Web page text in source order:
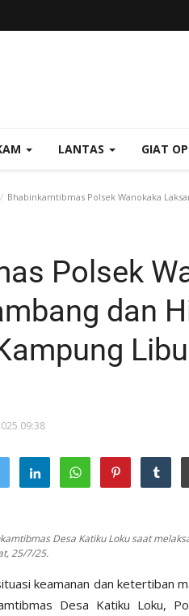
LANTAS GIAT
Bhabinkamtibmas Polsek Wanokaka
Polsek
dan
09:38
Desa Katiku Loku saat
25/7/25.
keamanan dan ketertiban
Desa Katiku Loku,